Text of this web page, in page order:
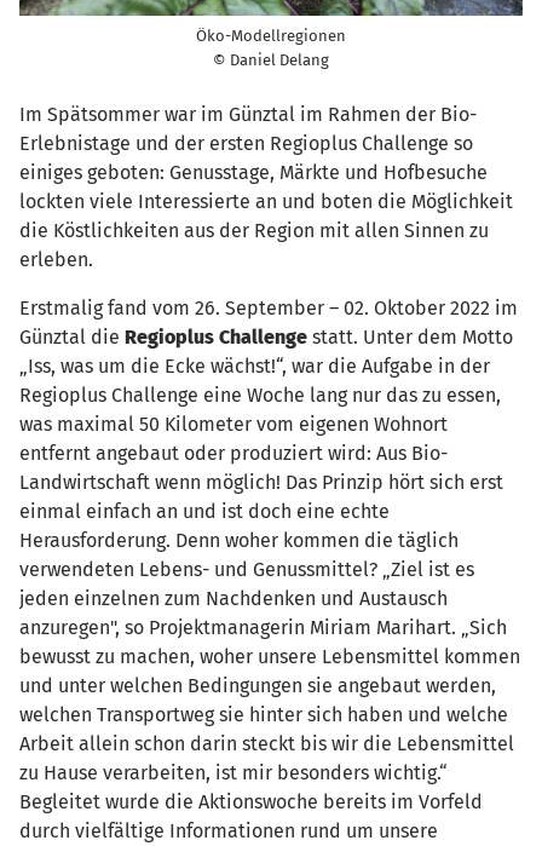
Öko-Modellregionen
© Daniel Delang
Im Spätsommer war im Günztal im Rahmen der Bio-
Erlebnistage und der ersten Regioplus Challenge so
einiges geboten: Genusstage, Märkte und Hofbesuche
lockten viele Interessierte an und boten die Möglichkeit
die Köstlichkeiten aus der Region mit allen Sinnen zu
erleben.
Erstmalig fand vom 26. September – 02. Oktober 2022 im
Günztal die Regioplus Challenge statt. Unter dem Motto
„Iss, was um die Ecke wächst!“, war die Aufgabe in der
Regioplus Challenge eine Woche lang nur das zu essen,
was maximal 50 Kilometer vom eigenen Wohnort
entfernt angebaut oder produziert wird: Aus Bio-
Landwirtschaft wenn möglich! Das Prinzip hört sich erst
einmal einfach an und ist doch eine echte
Herausforderung. Denn woher kommen die täglich
verwendeten Lebens- und Genussmittel? „Ziel ist es
jeden einzelnen zum Nachdenken und Austausch
anzuregen", so Projektmanagerin Miriam Marihart. „Sich
bewusst zu machen, woher unsere Lebensmittel kommen
und unter welchen Bedingungen sie angebaut werden,
welchen Transportweg sie hinter sich haben und welche
Arbeit allein schon darin steckt bis wir die Lebensmittel
zu Hause verarbeiten, ist mir besonders wichtig.“
Begleitet wurde die Aktionswoche bereits im Vorfeld
durch vielfältige Informationen rund um unsere